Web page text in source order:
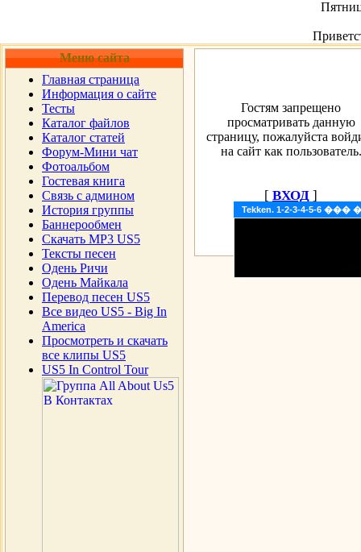
Меню сайта
Главная страница
Информация о сайте
Тесты
Каталог файлов
Каталог статей
Форум-Мини чат
Фотоальбом
Гостевая книга
Cвязь с админом
История группы
Баннерообмен
Скачать MP3 US5
Тексты песен
Одень Ричи
Одень Майкала
Перевод песен US5
Все видео US5 - Big In
America
Просмотреть и скачать
все клипы US5
US5 In Control Tour
Tekken. 1-2-3-4-5-6
Гостям запрещено
просматривать данную
страницу, пожалуйста
на сайт как пользователь.
[ ВХОД ]